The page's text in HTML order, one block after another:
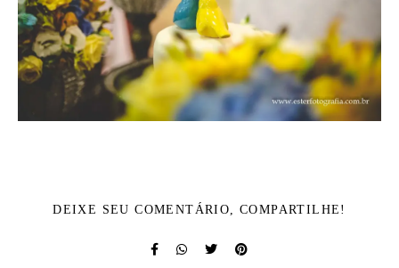
DEIXE SEU COMENTÁRIO, COMPARTILHE!